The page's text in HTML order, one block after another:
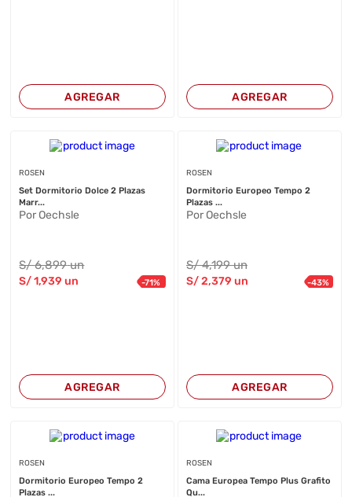
AGREGAR AGREGAR
ROSEN
Set Dormitorio Dolce 2 Plazas
Marr...
Por Oechsle
S/6,899 un
S/1,939 un -71%
AGREGAR
ROSEN
Dormitorio Europeo Tempo 2
Plazas ...
Por Oechsle
S/4,199 un
S/2,379 un -43%
AGREGAR
ROSEN
Dormitorio Europeo Tempo 2
Plazas ...
ROSEN
Cama Europea Tempo Plus Grafito
Qu...